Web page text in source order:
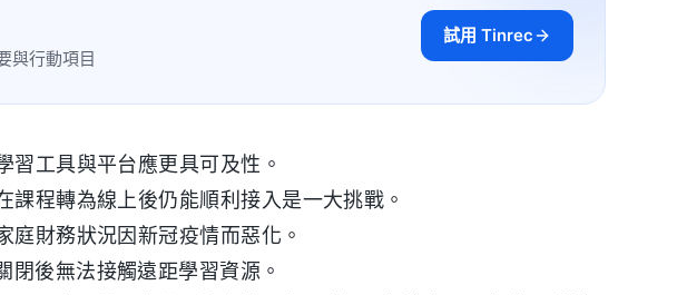
與行動項目
試用 Tinrec
習工具與平台應更具可及性。
課程轉為線上後仍能順利接入是一大挑戰。
庭財務狀況因新冠疫情而惡化。
閉後無法接觸遠距學習資源。